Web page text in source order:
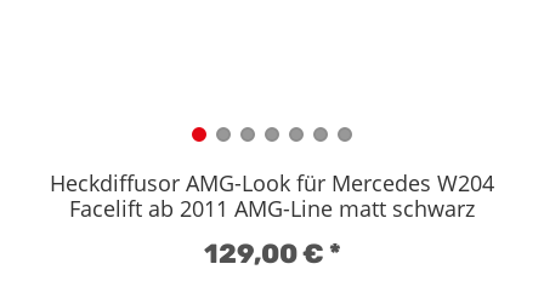
Heckdiffusor AMG-Look für Mercedes W204
Facelift ab 2011 AMG-Line matt schwarz
129,00 €*